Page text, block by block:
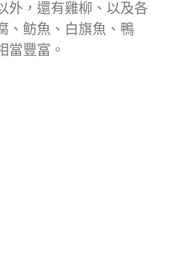
外，還有雞柳、以及各
、鲂魚、白旗魚、鴨
當豐富。